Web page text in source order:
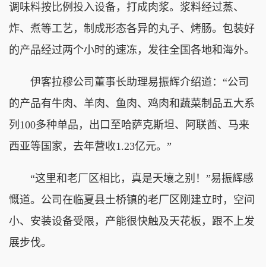
调味料按比例投入设备，打成肉浆。浆料经过蒸、
炸、煮等工艺，制成形态各异的丸子、烤肠。包装好
的产品经过两个小时的速冻，发往全国各地和海外。
伊客拉穆公司董事长助理易振辉介绍道：“公司
的产品有牛肉、羊肉、鱼肉、鸡肉和蔬菜制品五大系
列100多种单品，出口至哈萨克斯坦、阿联酋、马来
西亚等国家，去年营收1.23亿元。”
“这里和老厂区相比，真是天壤之别！”易振辉感
慨道。公司在临夏县土桥镇的老厂区刚建立时，空间
小、安装设备受限，产能很快触及天花板，跟不上发
展步伐。